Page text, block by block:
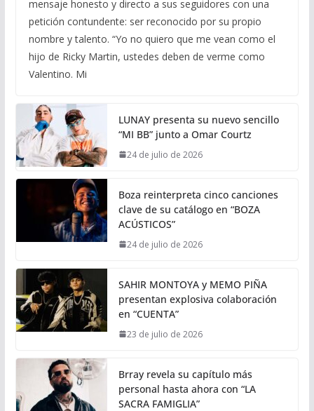
mensaje honesto y directo a sus seguidores con una
petición contundente: ser reconocido por su propio
nombre y talento. “Yo no quiero que me vean como el
hijo de Ricky Martin, ustedes deben de verme como
Valentino. Mi
LUNAY presenta su nuevo sencillo
“MI BB” junto a Omar Courtz
24 de julio de 2026
Boza reinterpreta cinco canciones
clave de su catálogo en “BOZA
ACÚSTICOS”
24 de julio de 2026
SAHIR MONTOYA y MEMO PIÑA
presentan explosiva colaboración
en “CUENTA”
23 de julio de 2026
Brray revela su capítulo más
personal hasta ahora con “LA
SACRA FAMIGLIA”